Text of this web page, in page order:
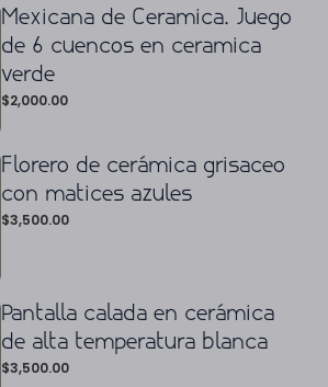
Mexicana de Ceramica. Juego
de 6 cuencos en ceramica
verde
$2,000.00
Florero de cerámica grisaceo
con matices azules
$3,500.00
Pantalla calada en cerámica
de alta temperatura blanca
$3,500.00